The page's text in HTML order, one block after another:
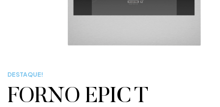
DESTAQUE!
FORNO EPIC T